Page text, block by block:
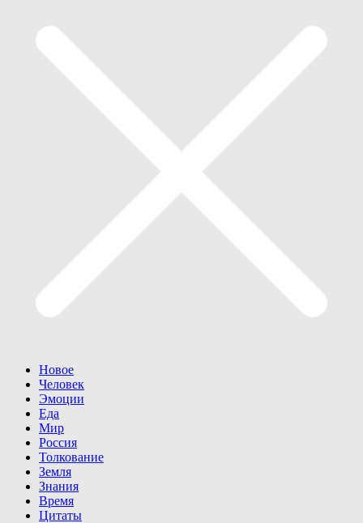
Новое
Человек
Эмоции
Еда
Мир
Россия
Толкование
Земля
Знания
Время
Цитаты